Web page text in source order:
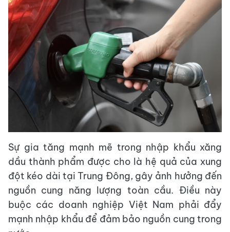
Sự gia tăng mạnh mẽ trong nhập khẩu xăng
dầu thành phẩm được cho là hệ quả của xung
đột kéo dài tại Trung Đông, gây ảnh hưởng đến
nguồn cung năng lượng toàn cầu. Điều này
buộc các doanh nghiệp Việt Nam phải đẩy
mạnh nhập khẩu để đảm bảo nguồn cung trong